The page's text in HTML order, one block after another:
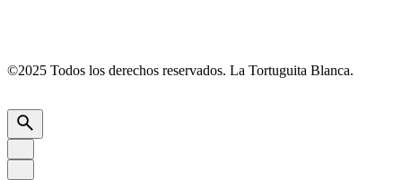
©2025 Todos los derechos reservados. La Tortuguita Blanca.